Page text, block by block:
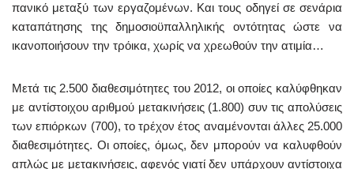
πανικό μεταξύ των εργαζομένων. Και τους οδηγεί σε σενάρια
καταπάτησης της δημοσιοϋπαλληλικής οντότητας ώστε να
ικανοποιήσουν την τρόικα, χωρίς να χρεωθούν την ατιμία…
Μετά τις 2.500 διαθεσιμότητες του 2012, οι οποίες καλύφθηκαν
με αντίστοιχου αριθμού μετακινήσεις (1.800) συν τις απολύσεις
των επιόρκων (700), το τρέχον έτος αναμένονται άλλες 25.000
διαθεσιμότητες. Οι οποίες, όμως, δεν μπορούν να καλυφθούν
απλώς με μετακινήσεις, αφενός γιατί δεν υπάρχουν αντίστοιχα